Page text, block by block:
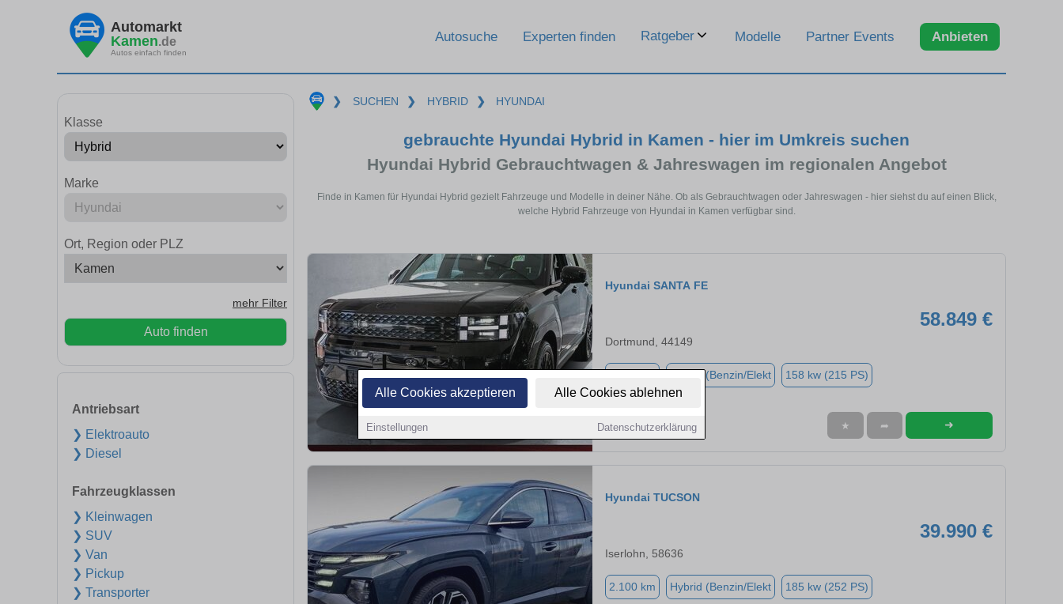
Alle Cookies akzeptieren Alle Cookies ablehnen
Einstellungen Datenschutzerklärung
Automarkt
Kamen.de
Autos einfach finden
Autosuche Experten finden Ratgeber Modelle Partner Events Anbieten
Klasse
Marke
Ort, Region oder PLZ
mehr Filter
Auto finden
Antriebsart
❯ Elektroauto
❯ Diesel
Fahrzeugklassen
❯ Kleinwagen
❯ SUV
❯ Van
❯ Pickup
❯ Transporter
❯ SUCHEN ❯ HYBRID ❯ HYUNDAI
gebrauchte Hyundai Hybrid in Kamen - hier im Umkreis suchen
Hyundai Hybrid Gebrauchtwagen & Jahreswagen im regionalen Angebot
Finde in Kamen für Hyundai Hybrid gezielt Fahrzeuge und Modelle in deiner Nähe. Ob als Gebrauchtwagen oder Jahreswagen - hier siehst du auf einen Blick,
welche Hybrid Fahrzeuge von Hyundai in Kamen verfügbar sind.
Hyundai SANTA FE
58.849 €
Dortmund, 44149
Hybrid (Benzin/Elekt 158 kw (215 PS)
★ ➦ ➜
Hyundai TUCSON
39.990 €
Iserlohn, 58636
2.100 km Hybrid (Benzin/Elekt 185 kw (252 PS)